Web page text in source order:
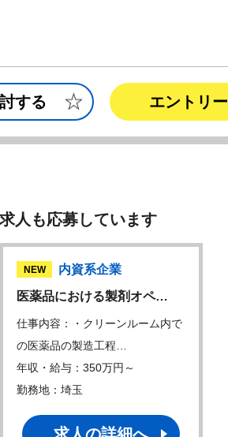
する エントリー
人も応募しています
NEW
内資系企業
医薬品における製剤オペ…
仕事内容：・クリーンルーム内で
の医薬品の製造工程…
年収・給与：350万円～
勤務地：埼玉